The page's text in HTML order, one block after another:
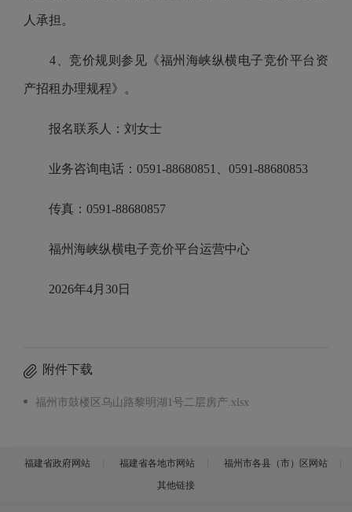
人承担。
4、竞价规则参见 《福州海峡纵横电子竞价平台资
产招租办理规程》 。
报名联系人：刘女士
业务咨询电话：0591-88680851、0591-88680853
传真：0591-88680857
福州海峡纵横电子竞价平台运营中心
2026年4月30日
附件下载
福州市鼓楼区乌山路黎明湖1号二层房产.xlsx
福建省政府网站 福建省各地市网站
福州市各县（市）区网站
其他链接